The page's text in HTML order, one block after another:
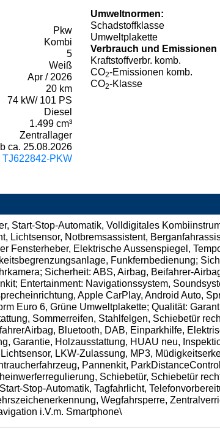
Pkw
Kombi
5
Weiß
Apr / 2026
20 km
74 kW/ 101 PS
Diesel
1.499 cm³
Zentrallager
ca. 25.08.2026
TJ622842-PKW
Umweltnormen:
Schadstoffklasse
Umweltplakette
Verbrauch und Emissionen
Kraftstoffverbr. komb.
CO2-Emissionen komb.
CO2-Klasse
Start-Stop-Automatik, Volldigitales
Lichtsensor, Notbremsassistent,
Fensterheber, Elektrische Aussenspiegel,
Funkfernbedienung;
Sicherheit: ABS, Airbag, Beifahrer-
Entertainment: Navigationssystem,
Apple CarPlay, Android Auto,
Euro 6, Grüne Umweltplakette; Qualität:
Sommerreifen, Stahlfelgen, Schiebetür
Bluetooth, DAB, Einparkhilfe,
Garantie, Holzausstattung, HUAU neu,
LKW-Zulassung, MP3,
Pannenkit,
Schiebetür, Schiebetür
Stop-Automatik, Tagfahrlicht,
Wegfahrsperre,
i.V.m. Smartphone\